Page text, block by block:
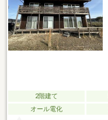
2階建て
オール電化